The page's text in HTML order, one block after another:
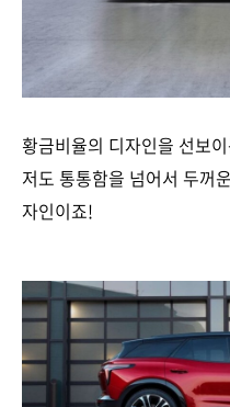
황금비율의 디자인을 선보
저도 통통함을 넘어서 두꺼
자인이죠!